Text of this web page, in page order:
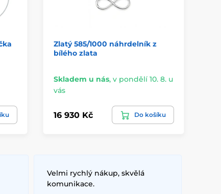
Zlatý 585/1000 náhrdelník z
bílého zlata
Skladem u nás, v pondělí 10. 8. u
vás
16 930 Kč Do košíku
Velmi rychlý nákup, skvělá
komunikace.